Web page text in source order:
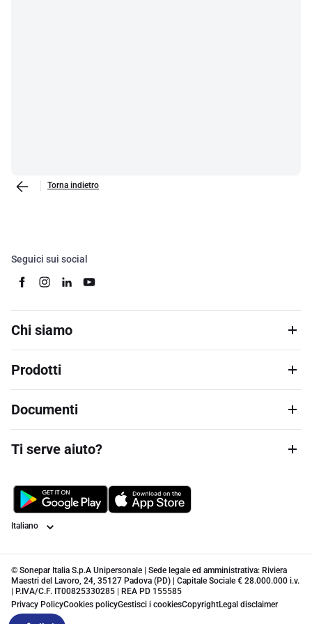
Torna indietro
Seguici sui social
Chi siamo
Prodotti
Documenti
Ti serve aiuto?
Lingua
© Sonepar Italia S.p.A Unipersonale | Sede legale ed amministrativa: Riviera
Maestri del Lavoro, 24, 35127 Padova (PD) | Capitale Sociale € 28.000.000 i.v.
| P.IVA/C.F. IT00825330285 | REA PD 155585
Privacy PolicyCookies policyGestisci i cookiesCopyrightLegal disclaimer